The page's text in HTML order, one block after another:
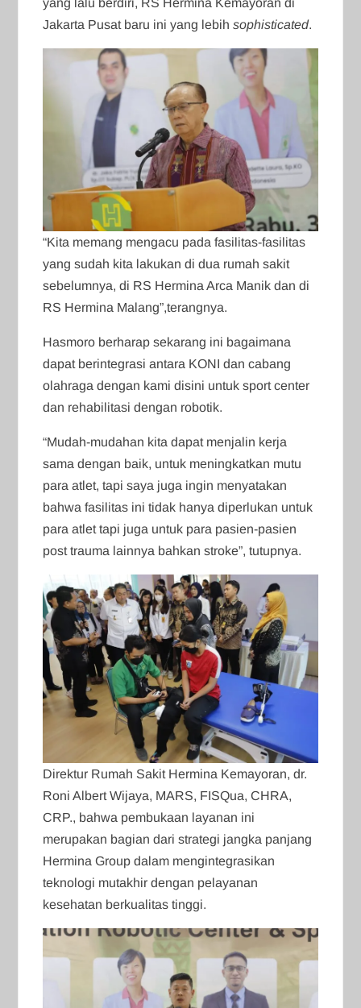
yang lalu berdiri, RS Hermina Kemayoran di
Jakarta Pusat baru ini yang lebihsophisticated.
“Kita memang mengacu pada fasilitas-fasilitas
yang sudah kita lakukan di dua rumah sakit
sebelumnya, di RS Hermina Arca Manik dan di
RS Hermina Malang”,terangnya.
Hasmoro berharap sekarang ini bagaimana
dapat berintegrasi antara KONI dan cabang
olahraga dengan kami disini untuk sport center
dan rehabilitasi dengan robotik.
“Mudah-mudahan kita dapat menjalin kerja
sama dengan baik, untuk meningkatkan mutu
para atlet, tapi saya juga ingin menyatakan
bahwa fasilitas ini tidak hanya diperlukan untuk
para atlet tapi juga untuk para pasien-pasien
post trauma lainnya bahkan stroke”, tutupnya.
Direktur Rumah Sakit Hermina Kemayoran, dr.
Roni Albert Wijaya, MARS, FISQua, CHRA,
CRP., bahwa pembukaan layanan ini
merupakan bagian dari strategi jangka panjang
Hermina Group dalam mengintegrasikan
teknologi mutakhir dengan pelayanan
kesehatan berkualitas tinggi.